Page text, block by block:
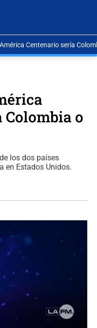
Centenario sería
Colombia o
los dos países
en Estados Unidos.